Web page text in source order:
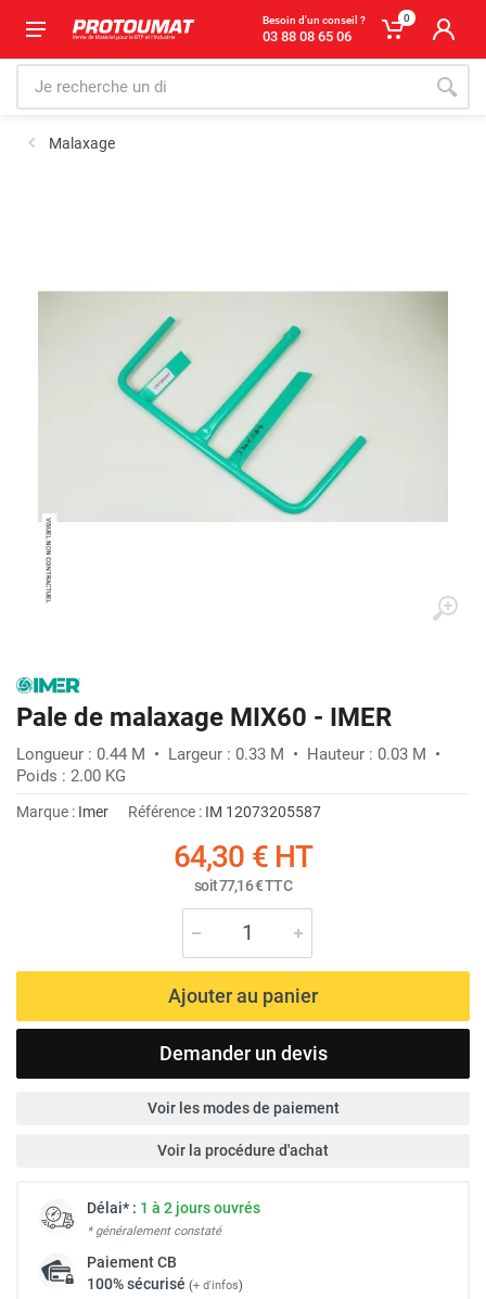
Besoin d'un conseil ?
03 88 08 65 06
0
Malaxage
Pale de malaxage MIX60 - IMER
Longueur : 0.44 M • Largeur : 0.33 M • Hauteur : 0.03 M •
Poids : 2.00 KG
Marque : Imer Référence : IM 12073205587
64,30 €HT
soit77,16 €TTC
Ajouter au panier
Demander un devis
Voir les modes de paiement
Voir la procédure d'achat
Délai* : 1 à 2 jours ouvrés
* généralement constaté
PaiementCB
100% sécurisé (+ d'infos)